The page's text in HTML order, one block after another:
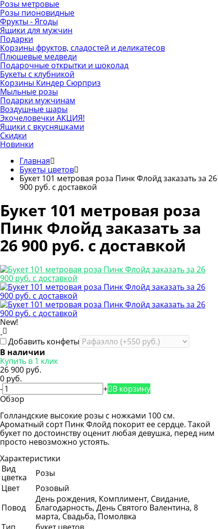
Розы метровые
Розы пионовидные
Фрукты - Ягоды
Ящики для мужчин
Подарки
Корзины фруктов, сладостей и деликатесов
Плюшевые медведи
Подарочные открытки и шоколад
Букеты с клубникой
Корзины Киндер Сюрприз
Мыльные розы
Подарки мужчинам
Воздушные шары
Экочеловечки АКЦИЯ!
Ящики с вкусняшками
Скидки
Новинки
Главная
Букеты цветов
Букет 101 метровая роза Пинк Флойд заказать за 26
900 руб. с доставкой
Букет 101 метровая роза
Пинк Флойд заказать за
26 900 руб. с доставкой
New!
Добавить конфеты
В наличии
Купить в 1 клик
26 900 руб.
0 руб.
-
+ В корзину
Обзор
Голландские высокие розы с ножками 100 см.
Ароматный сорт Пинк Флойд покорит ее сердце. Такой
букет по достоинству оценит любая девушка, перед ним
просто невозможно устоять.
Характеристики
Вид
цветка
Розы
Цвет
Розовый
Повод
День рождения, Комплимент, Свидание,
Благодарность, День Святого Валентина, 8
марта, Свадьба, Помолвка